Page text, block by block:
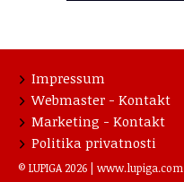
Impressum
Webmaster - Kontakt
Marketing - Kontakt
Politika privatnosti
© LUPIGA 2026 | www.lupiga.com